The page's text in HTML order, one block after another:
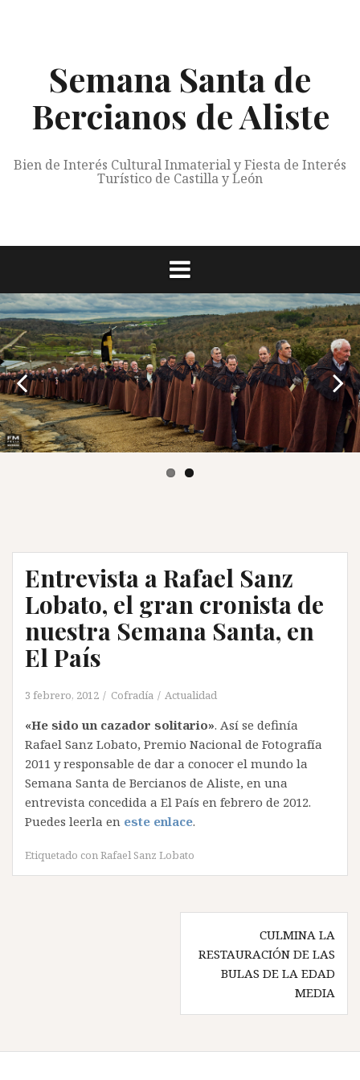
Semana Santa de
Bercianos de Aliste
Bien de Interés Cultural Inmaterial y Fiesta de Interés
Turístico de Castilla y León
Entrevista a Rafael Sanz
Lobato, el gran cronista de
nuestra Semana Santa, en
El País
3 febrero, 2012 Cofradía Actualidad
«He sido un cazador solitario». Así se definía
Rafael Sanz Lobato, Premio Nacional de Fotografía
2011 y responsable de dar a conocer el mundo la
Semana Santa de Bercianos de Aliste, en una
entrevista concedida a El País en febrero de 2012.
Puedes leerla en este enlace.
Etiquetado conRafael Sanz Lobato
CULMINA LA
RESTAURACIÓN DE LAS
BULAS DE LA EDAD
MEDIA